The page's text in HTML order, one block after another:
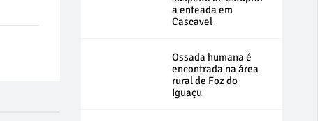
a enteada em
Cascavel
Ossada humana é
encontrada na área
rural de Foz do
Iguaçu